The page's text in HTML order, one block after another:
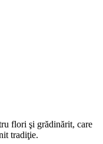
flori şi grădinărit, care
tradiţie.